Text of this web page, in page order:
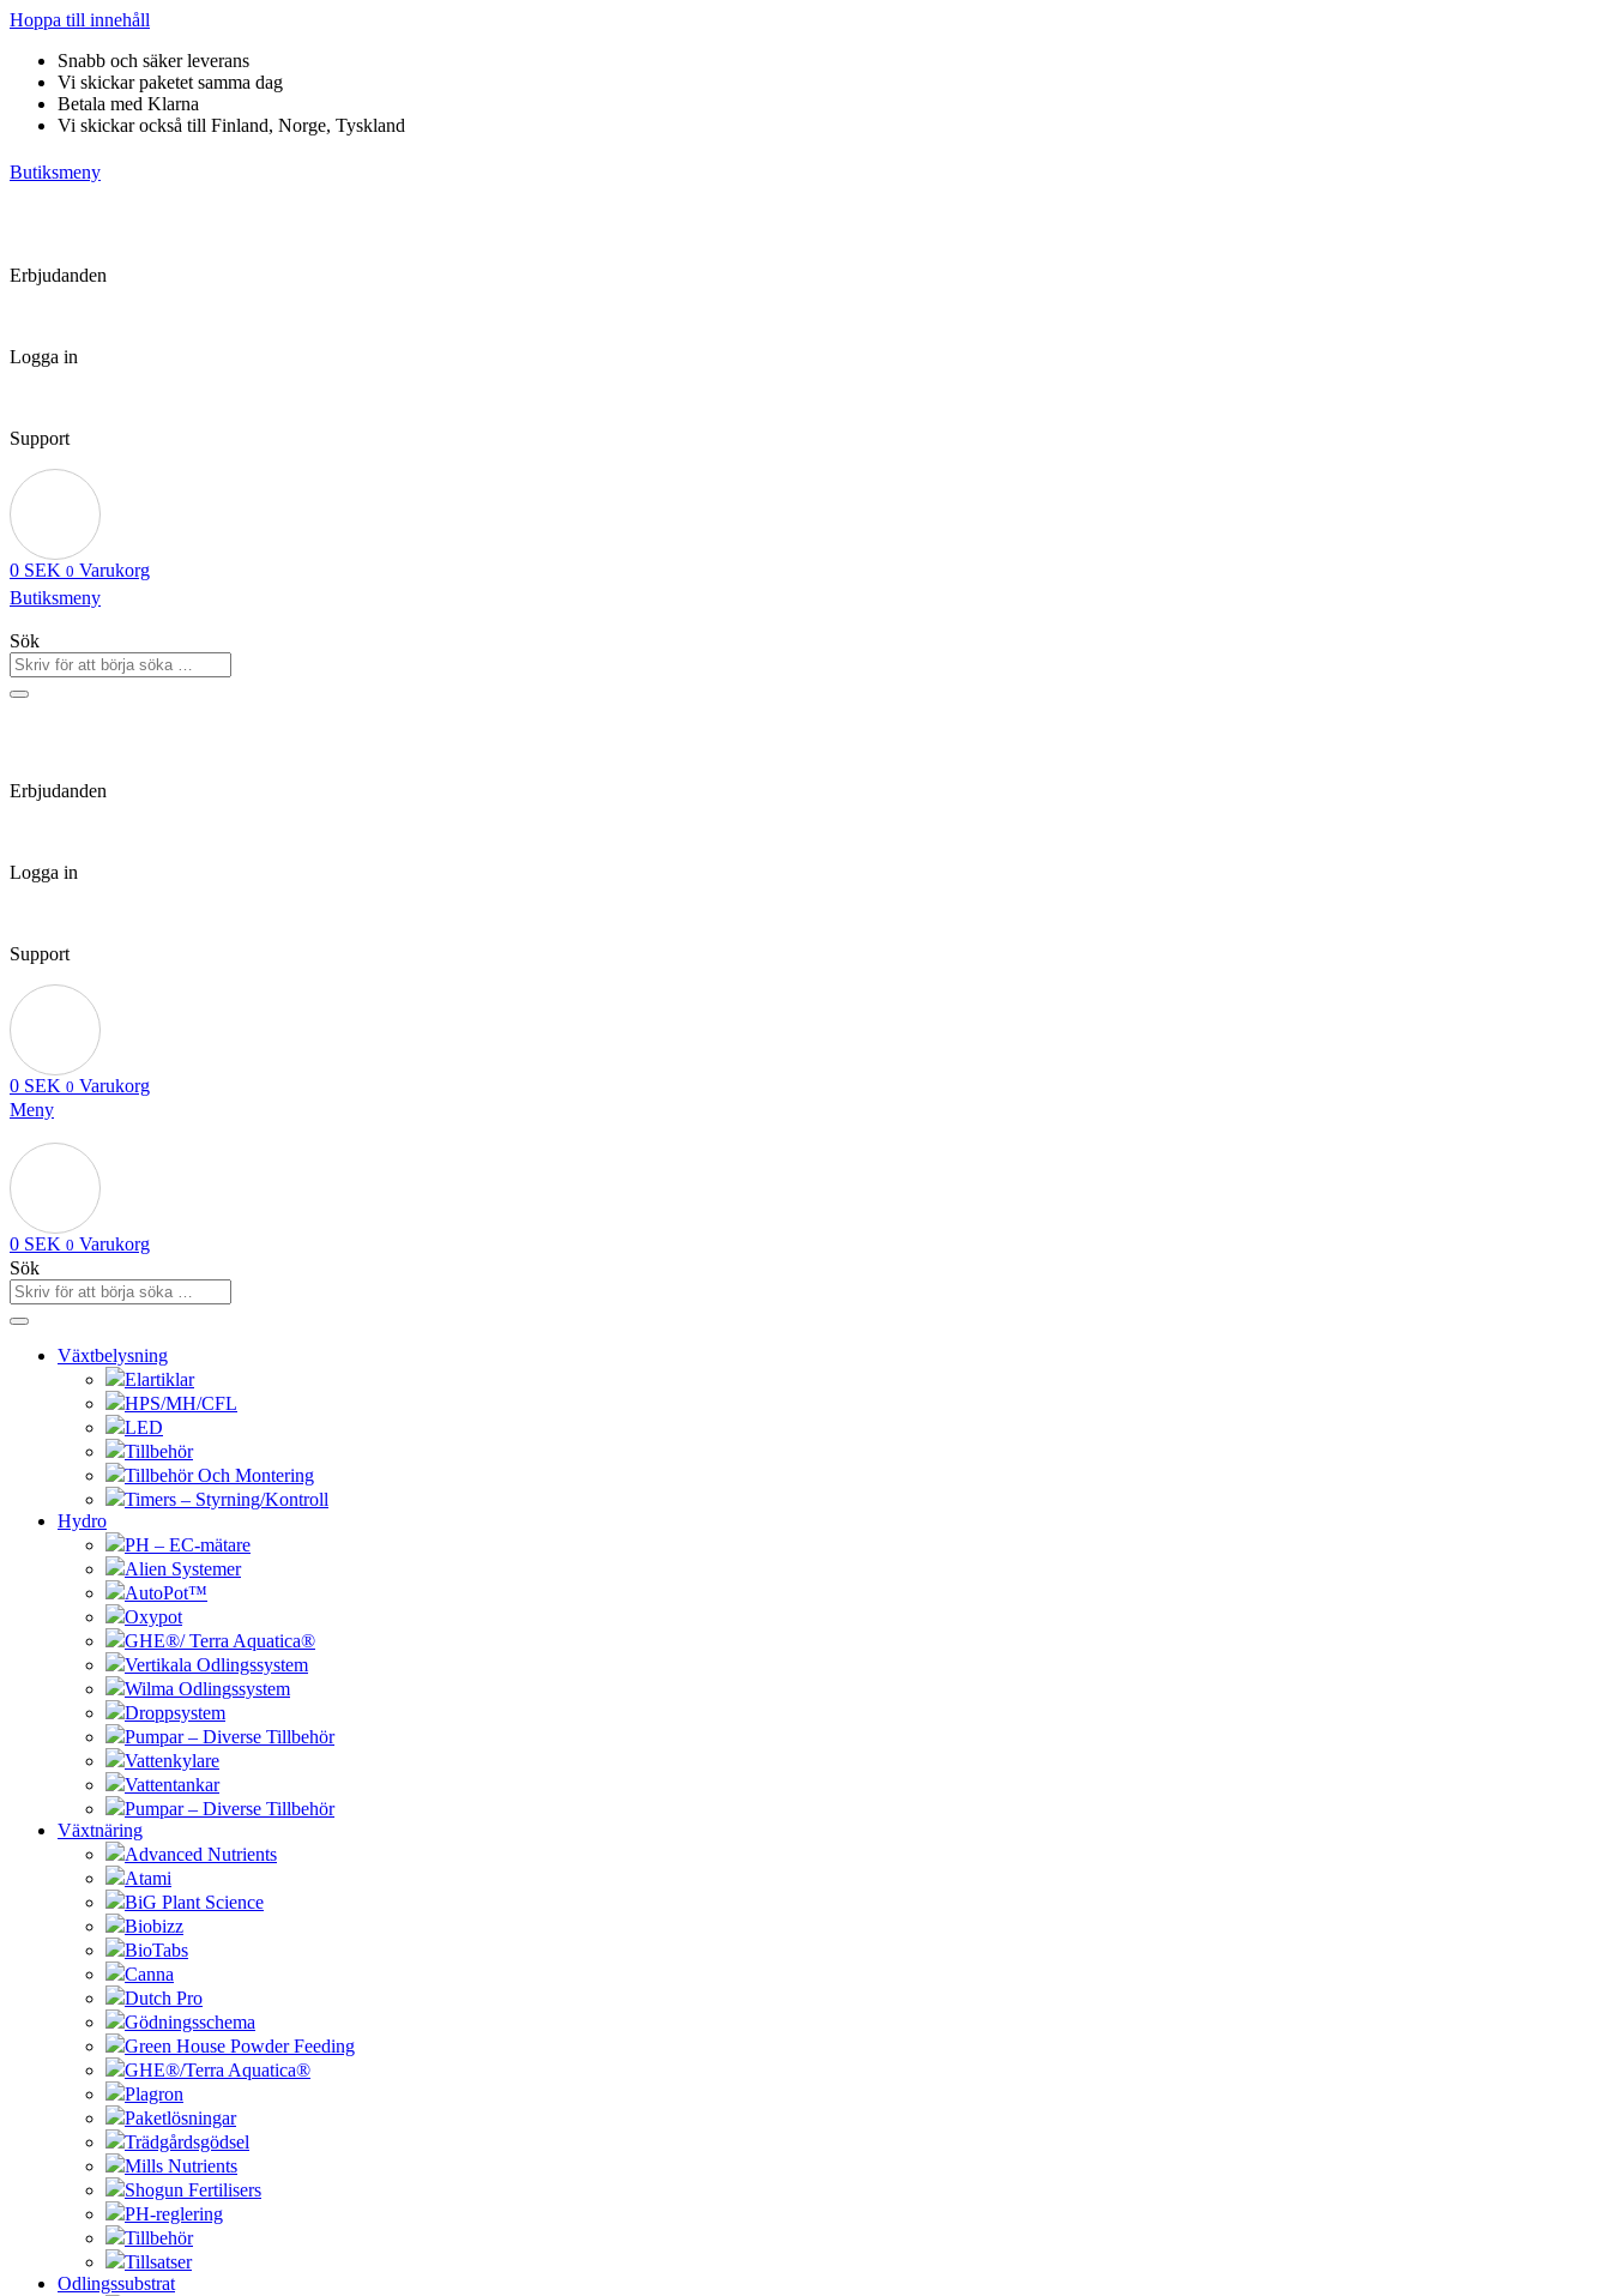
Hoppa till innehåll
Snabb och säker leverans
Vi skickar paketet samma dag
Betala med Klarna
Vi skickar också till Finland, Norge, Tyskland
Butiksmeny
Erbjudanden
Logga in
Support
0 SEK 0 Varukorg
Butiksmeny
Sök
Erbjudanden
Logga in
Support
0 SEK 0 Varukorg
Meny
0 SEK 0 Varukorg
Sök
Växtbelysning
Elartiklar
HPS/MH/CFL
LED
Tillbehör
Tillbehör Och Montering
Timers – Styrning/Kontroll
Hydro
PH – EC-mätare
Alien Systemer
AutoPot™
Oxypot
GHE®/ Terra Aquatica®
Vertikala Odlingssystem
Wilma Odlingssystem
Droppsystem
Pumpar – Diverse Tillbehör
Vattenkylare
Vattentankar
Pumpar – Diverse Tillbehör
Växtnäring
Advanced Nutrients
Atami
BiG Plant Science
Biobizz
BioTabs
Canna
Dutch Pro
Gödningsschema
Green House Powder Feeding
GHE®/Terra Aquatica®
Plagron
Paketlösningar
Trädgårdsgödsel
Mills Nutrients
Shogun Fertilisers
PH-reglering
Tillbehör
Tillsatser
Odlingssubstrat